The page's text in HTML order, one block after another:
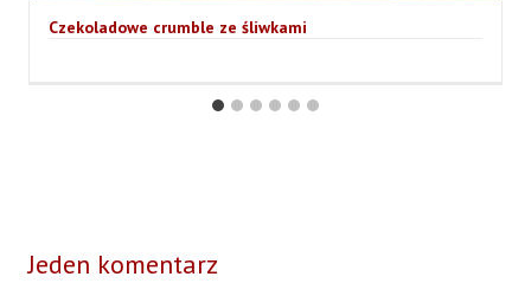
Czekoladowe crumble ze śliwkami
Jeden komentarz